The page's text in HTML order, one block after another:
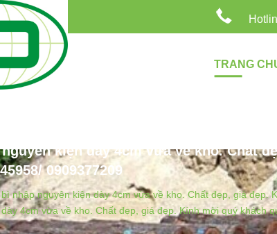
TRANG
kiện dày 4cm vừa về kho. Chất
0909377209
nhập nguyên kiện dày 4cm vừa về kho. Chất đẹp, giá
4cm vừa về kho. Chất đẹp, giá đẹp. Kính mời quý khách